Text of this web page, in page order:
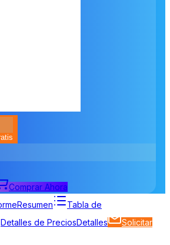
Comprar Ahora
Resumen
Tabla de
Detalles de PreciosDetalles
Solicitar